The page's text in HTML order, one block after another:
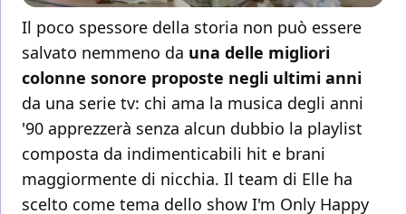
Il poco spessore della storia non può essere
salvato nemmeno da una delle migliori
colonne sonore proposte negli ultimi anni
da una serie tv: chi ama la musica degli anni
'90 apprezzerà senza alcun dubbio la playlist
composta da indimenticabili hit e brani
maggiormente di nicchia. Il team di Elle ha
scelto come tema dello show I'm Only Happy